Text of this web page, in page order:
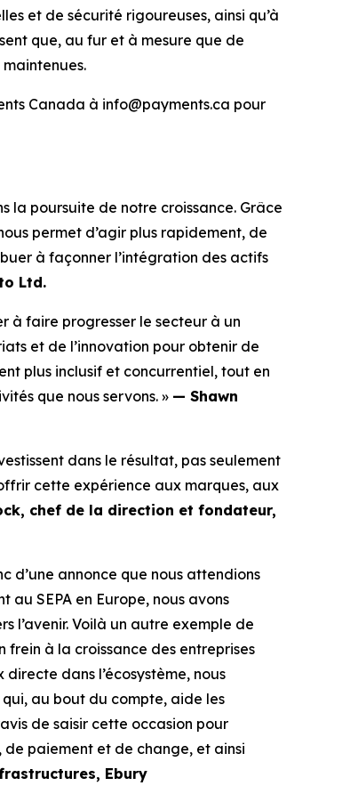
et de sécurité rigoureuses, ainsi qu’à
que, au fur et à mesure que de
Canada à info@payments.ca pour
la poursuite de notre croissance. Grâce
permet d’agir plus rapidement, de
à façonner l’intégration des actifs
Ltd.
à faire progresser le secteur à un
et de l’innovation pour obtenir de
plus inclusif et concurrentiel, tout en
que nous servons. » — Shawn
dans le résultat, pas seulement
cette expérience aux marques, aux
chef de la direction et fondateur,
d’une annonce que nous attendions
SEPA en Europe, nous avons
l’avenir. Voilà un autre exemple de
frein à la croissance des entreprises
dans l’écosystème, nous
au bout du compte, aide les
de saisir cette occasion pour
paiement et de change, et ainsi
Ebury